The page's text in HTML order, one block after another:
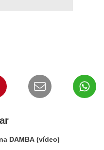
DAMBA (vídeo)